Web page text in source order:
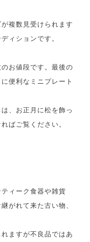
複数見受けられます
ィションです。
お値段です。最後の
便利なミニプレート
、お正月に松を飾っ
ばご覧ください。
ィーク食器や雑貨
がれて来た古い物、
ますが不良品ではあ